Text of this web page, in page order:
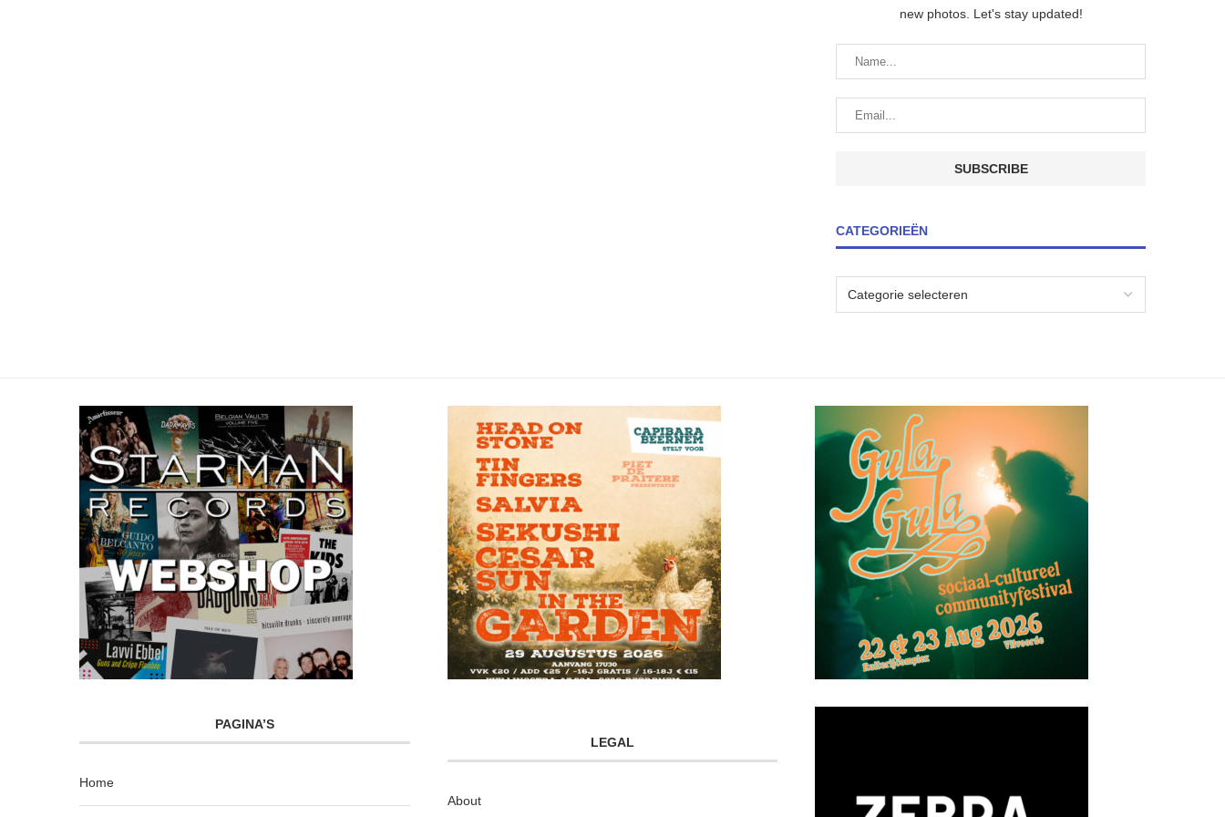
new photos. Let's stay updated!
CATEGORIEËN
PAGINA’S
Home
LEGAL
About